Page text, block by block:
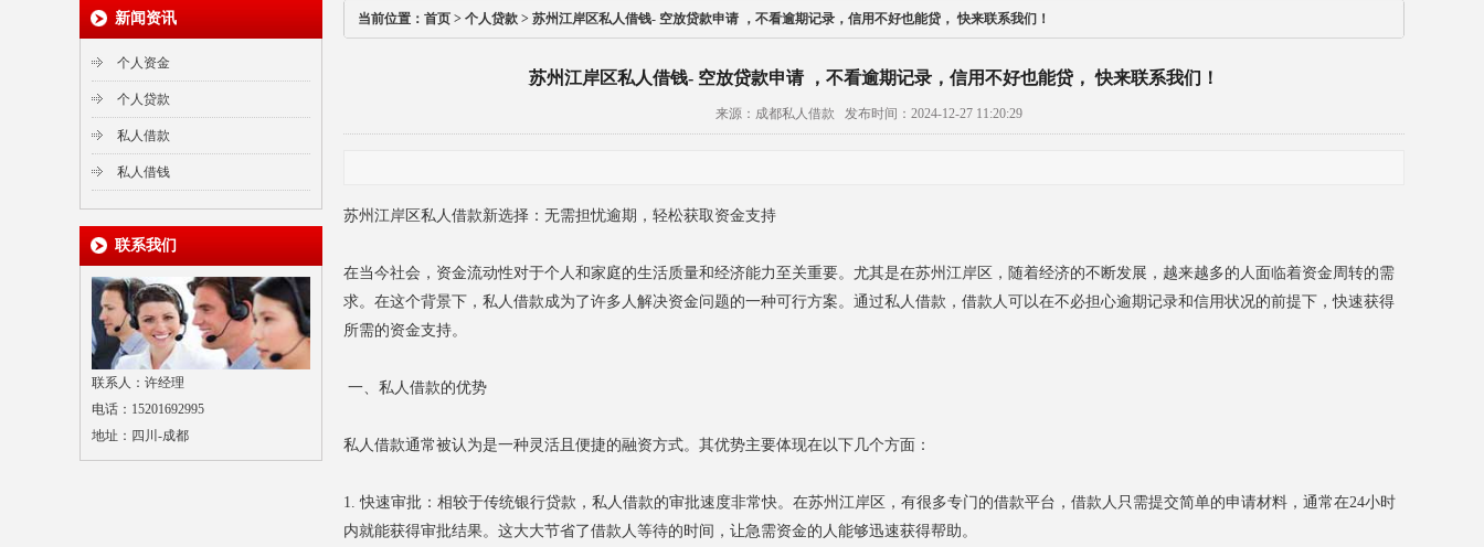
新闻资讯
个人资金
个人贷款
私人借款
私人借钱
联系我们
联系人：许经理
电话：15201692995
地址：四川-成都
当前位置： 首页 > 个人贷款 > 苏州江岸区私人借钱- 空放贷款申请 ，不看逾期记录，信用不好也能贷， 快来联系我们！
苏州江岸区私人借钱- 空放贷款申请 ，不看逾期记录，信用不好也能贷， 快来联系我们！
来源：成都私人借款 发布时间：2024-12-27 11:20:29
苏州江岸区私人借款新选择：无需担忧逾期，轻松获取资金支持
在当今社会，资金流动性对于个人和家庭的生活质量和经济能力至关重要。尤其是在苏州江岸区，随着经济的不断发展，越来越多的人面临着资金周转的需
求。在这个背景下，私人借款成为了许多人解决资金问题的一种可行方案。通过私人借款，借款人可以在不必担心逾期记录和信用状况的前提下，快速获得
所需的资金支持。
一、私人借款的优势
私人借款通常被认为是一种灵活且便捷的融资方式。其优势主要体现在以下几个方面：
1. 快速审批：相较于传统银行贷款，私人借款的审批速度非常快。在苏州江岸区，有很多专门的借款平台，借款人只需提交简单的申请材料，通常在24小时
内就能获得审批结果。这大大节省了借款人等待的时间，让急需资金的人能够迅速获得帮助。